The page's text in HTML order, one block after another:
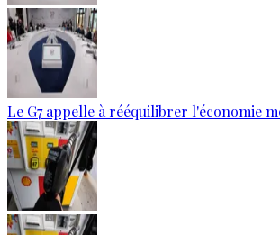
Le G7 appelle à rééquilibrer l'économie